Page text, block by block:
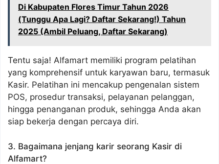
Di Kabupaten Flores Timur Tahun 2026
(Tunggu Apa Lagi? Daftar Sekarang!) Tahun
2025 (Ambil Peluang, Daftar Sekarang)
Tentu saja! Alfamart memiliki program pelatihan
yang komprehensif untuk karyawan baru, termasuk
Kasir. Pelatihan ini mencakup pengenalan sistem
POS, prosedur transaksi, pelayanan pelanggan,
hingga penanganan produk, sehingga Anda akan
siap bekerja dengan percaya diri.
3. Bagaimana jenjang karir seorang Kasir di
Alfamart?